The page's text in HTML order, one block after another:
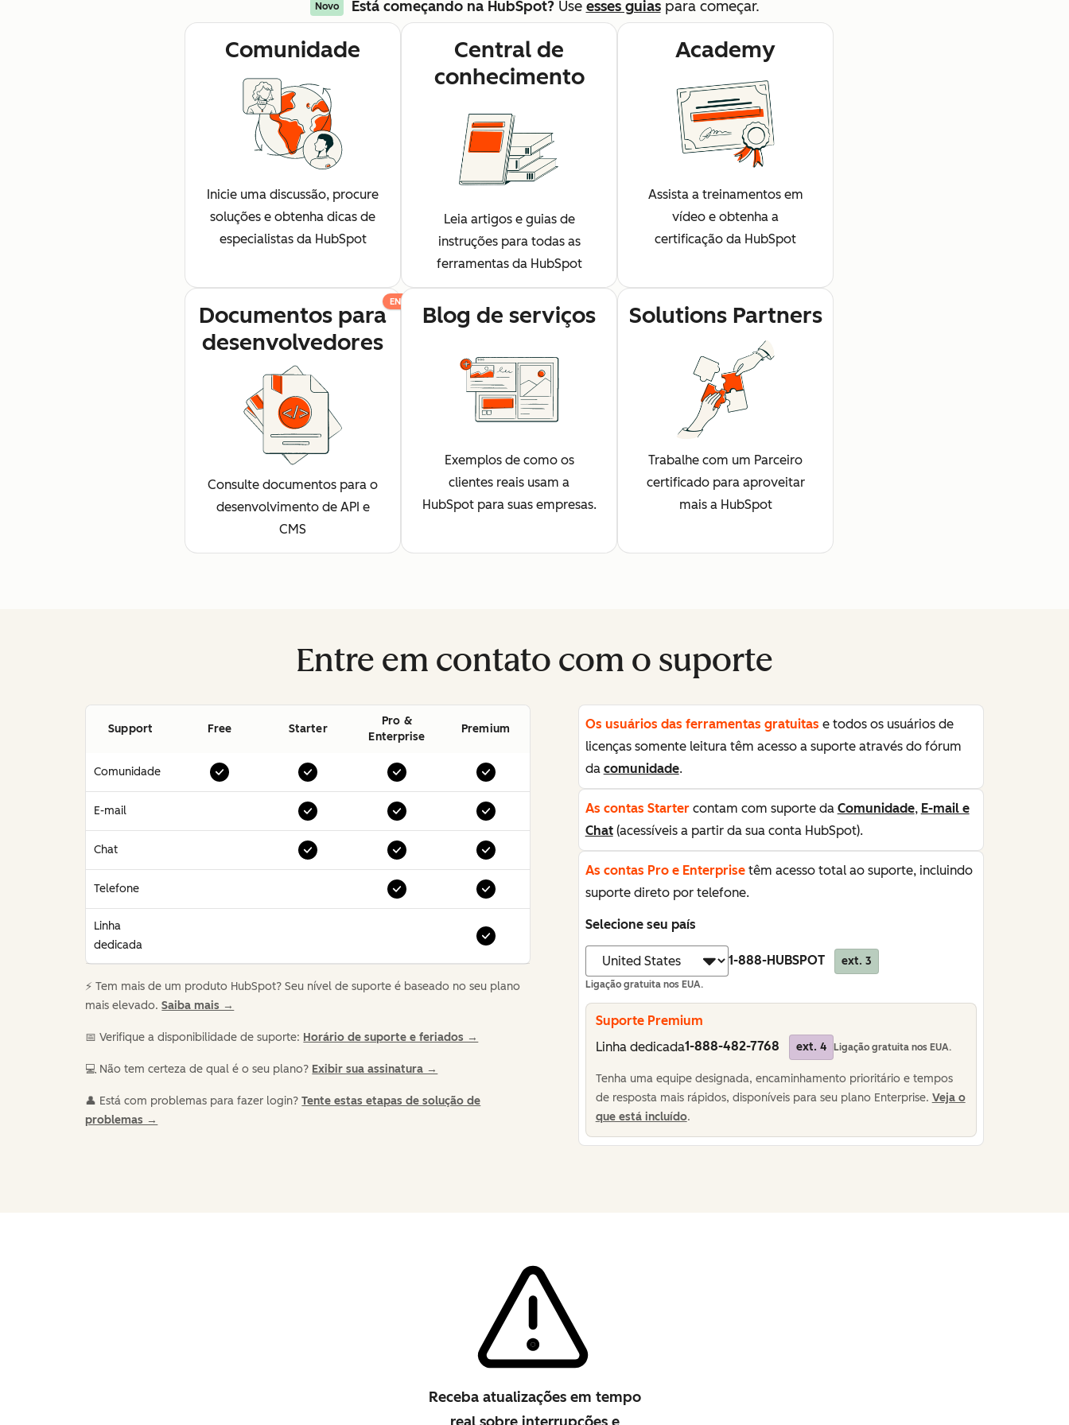
Novo Está começando na HubSpot?Use esses guiaspara começar.
Comunidade
Inicie uma discussão, procure
soluções e obtenha dicas de
especialistas da HubSpot
Central de
conhecimento
Leia artigos e guias de
instruções para todas as
ferramentas da HubSpot
Academy
Assista a treinamentos em
vídeo e obtenha a
certificação da HubSpot
EN
Documentos para
desenvolvedores
Consulte documentos para o
desenvolvimento de API e
CMS
Blog de serviços
Exemplos de como os
clientes reais usam a
HubSpot para suas empresas.
Solutions Partners
Trabalhe com um Parceiro
certificado para aproveitar
mais a HubSpot
Entre em contato com o suporte
Support Free Starter
Pro &
Enterprise
Premium
Comunidade
E-mail
Chat
Telefone
Linha
dedicada
⚡️ Tem mais de um produto HubSpot? Seu nível de suporte é baseado no seu plano
mais elevado.Saiba mais →
📅 Verifique a disponibilidade de suporte: Horário de suporte e feriados →
💻 Não tem certeza de qual é o seu plano? Exibir sua assinatura →
👤 Está com problemas para fazer login?Tente estas etapas de solução de
problemas →
Os usuários das ferramentas gratuitas e todos os usuários de
licenças somente leitura têm acesso a suporte através do fórum
da comunidade.
As contas Startercontam com suporte da Comunidade, E-mail e
Chat(acessíveis a partir da sua conta HubSpot).
As contas Pro e Enterprisetêm acesso total ao suporte, incluindo
suporte direto por telefone.
Selecione seu país
1-888-HUBSPOT ext. 3
Ligação gratuita nos EUA.
Suporte Premium
Linha dedicada1-888-482-7768 ext. 4 Ligação gratuita nos EUA.
Tenha uma equipe designada, encaminhamento prioritário e tempos
de resposta mais rápidos, disponíveis para seu plano Enterprise. Veja o
que está incluído.
Receba atualizações em tempo